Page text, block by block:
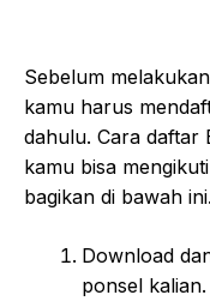
Sebelum
kamu harus
dahulu. Cara daftar
kamu bisa
bagikan di bawah ini.
Download
ponsel kalian.